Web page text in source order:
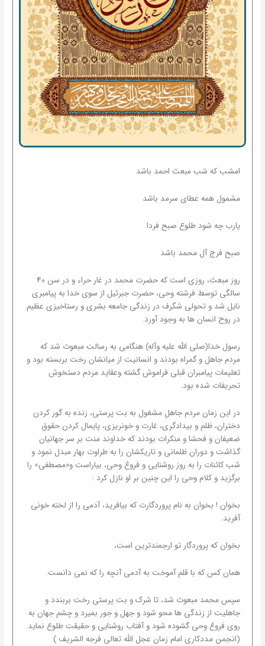
امشب که شب مبعث احمد باشد
مشمول همه عطای سرمد باشد
یارب چه شود طلوع صبح فردا
صبح فرج آل محمد باشد
روز مبعث، روزی است که حضرت محمد در غار حراء و در سن ۴۰
سالگی توسط فرشته وحی، حضرت جبرئیل از سوی خدا به پیامبری
نایل شد و تحولی شگرف در زندگی جامعه بشری و رستاخیزی عظیم
در روح انسان ها به وجود آورد.
رسول خدا(صلی الله علیه وآله) هنگامی به رسالت مبعوث شد که
مردم جاهل و گمراه بودند و انسانیت از میانشان رخت بربسته بود و
تعلیمات پیامبران قبلی فراموش گشته وعقاید مردم دستخوش
تحریفات شده بود.
در این زمان مردم جاهل مشغول به بت پرستی، زنده به گور کردن
دختران، ظلم و بیدادگری، غارت و خونریزی، پایمال کردن حقوق
ضعیفان و فحشا و منکرات بودند که خداوند منت بر سر جهانیان
گذاشت و دوران ظلمانی و تاریکشان را به طراوت بهار مبدل نمود و
شب کائنات را به روز روشنایی و فروغ وحی، بیاراست و«مصطفی» را
برگزید و کلام وحی را این چنین بر او نازل کرد :
بخوان ! بخوان به نام پروردگارت که بیافرید، آدمی را از لخته خونی
آفرید.
بخوان که پروردگار تو ارجمندترین است،
همان کس که با قلم آموخت به آدمی آنچه را که نمی دانست.
سپس محمد مبعوث شد، تا شرک و بت پرستی رخت بربندد و
جاهلیت از زندگی ها محو شود و جهل و جور بمیرد و چشم جهان به
روی فروغ وحی گشوده شود و آفتاب روشنایی و حقیقت طلوع نماید.
(انجمن مددکاری امام زمان عجل الله تعالی فرجه الشریف )